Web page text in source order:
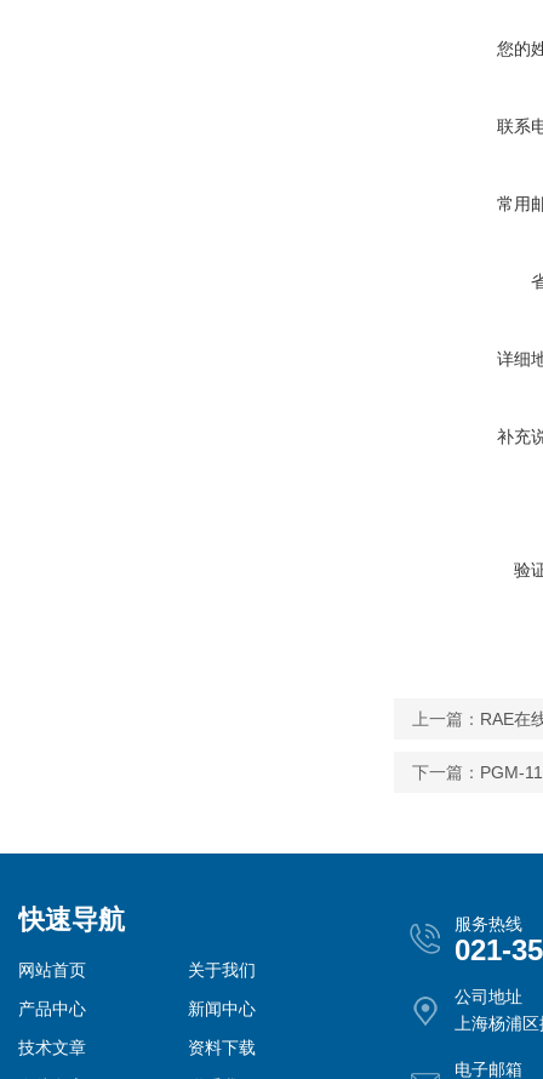
您的
联系
常用
详细
补充
验
上一篇： RAE在
下一篇： PGM-
快速导航
网站首页
关于我们
产品中心
新闻中心
技术文章
资料下载
服务热线
021-
公司地址
上海杨浦
电子邮箱